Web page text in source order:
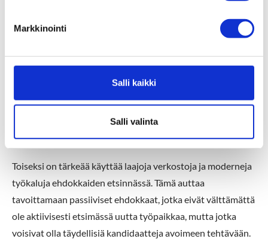
t
Markkinointi
Salli kaikki
Salli valinta
Johtajien suorahaku
Johtajien suorahaussa on tärkeää noudattaa parhaita
käytäntöjä, jotta varmistetaan prosessin onnistuminen.
Ensinnäkin on tärkeää tehdä perusteellinen tarpeiden
kartoitus ja laatia tarkka tehtävänkuvaus. Tämä auttaa
varmistamaan, että löydetään juuri oikeat henkilöt
tehtävään.
Toiseksi on tärkeää käyttää laajoja verkostoja ja moderneja
työkaluja ehdokkaiden etsinnässä. Tämä auttaa
tavoittamaan passiiviset ehdokkaat, jotka eivät välttämättä
ole aktiivisesti etsimässä uutta työpaikkaa, mutta jotka
voisivat olla täydellisiä kandidaatteja avoimeen tehtävään.